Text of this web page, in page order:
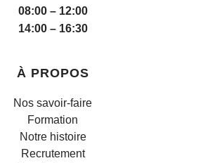
08:00 – 12:00
14:00 – 16:30
À PROPOS
Nos savoir-faire
Formation
Notre histoire
Recrutement